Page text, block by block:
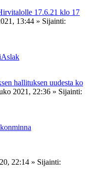
17.6.21 klo 17
13:44 » Sijainti:
hallituksen uudesta ko
2021, 22:36 » Sijainti:
22:14 » Sijainti: